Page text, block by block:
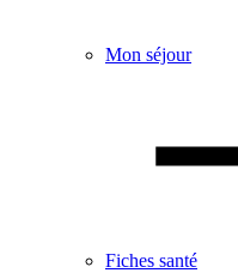
Mon séjour
Fiches santé